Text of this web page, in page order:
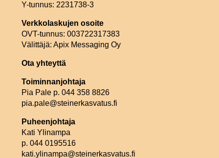
Y-tunnus: 2231738-3
Verkkolaskujen osoite
OVT-tunnus: 003722317383
Välittäjä: Apix Messaging Oy
Ota yhteyttä
Toiminnanjohtaja
Pia Pale p. 044 358 8826
pia.pale@steinerkasvatus.fi
Puheenjohtaja
Kati Ylinampa
p. 044 0195516
kati.ylinampa@steinerkasvatus.fi